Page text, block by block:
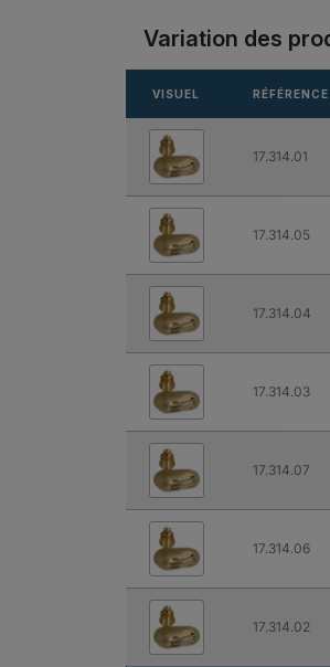
Variation des
VISUEL RÉFÉRENCE
17.314.01
17.314.05
17.314.04
17.314.03
17.314.07
17.314.06
17.314.02